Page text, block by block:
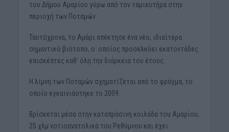
του Δήμου Αμαρίου γύρω από τον ταμιευτήρα στην
περιοχή των Ποταμών.
Ταυτόχρονα, το Αμάρι απέκτησε ένα νέο, ιδιαίτερα
σημαντικό βιότοπο, ο οποίος προσελκύει εκατοντάδες
επισκέπτες καθ’ όλη την διάρκεια του έτους.
Η λίμνη των Ποταμών σχηματίζεται από το φράγμα, το
οποίο εγκαινιάστηκε το 2009.
Βρίσκεται μέσα στην καταπράσινη κοιλάδα του Αμαρίου,
25 χλμ νοτιοανατολικά του Ρεθύμνου και έχει